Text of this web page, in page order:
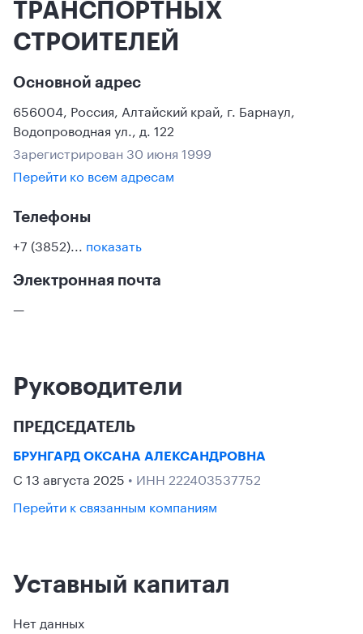
ТРАНСПОРТНЫХ
СТРОИТЕЛЕЙ
Основной адрес
656004, Россия, Алтайский край, г. Барнаул,
Водопроводная ул., д. 122
Зарегистрирован 30 июня 1999
Перейти ко всем адресам
Телефоны
+7 (3852)... показать
Электронная почта
—
Руководители
ПРЕДСЕДАТЕЛЬ
БРУНГАРД ОКСАНА АЛЕКСАНДРОВНА
С 13 августа 2025 • ИНН 222403537752
Перейти к связанным компаниям
Уставный капитал
Нет данных